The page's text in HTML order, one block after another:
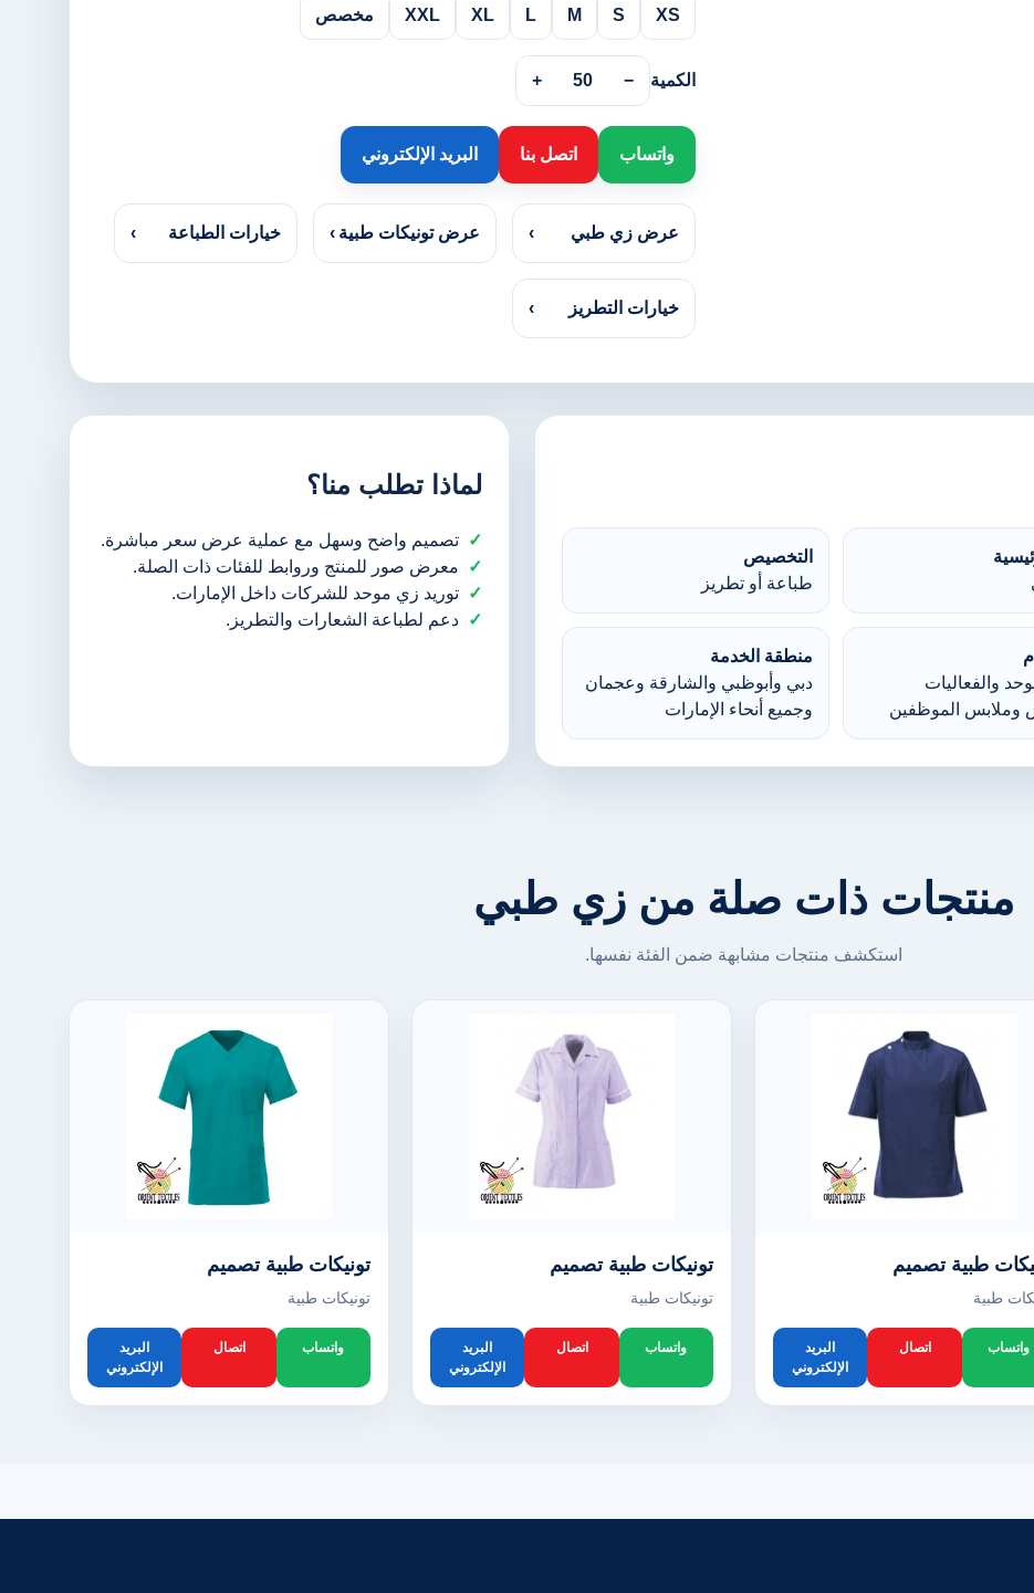
XS
S
M
L
XL
XXL مخصص
الكمية −
50
+
واتساب اتصل بنا البريد الإلكتروني
عرض زي طبي › عرض تونيكات طبية › خيارات الطباعة ›
خيارات التطريز ›
التخصيص
طباعة أو تطريز
والفعاليات
وملابس الموظفين
منطقة الخدمة
دبي وأبوظبي والشارقة وعجمان
وجميع أنحاء الإمارات
لماذا تطلب منا؟
تصميم واضح وسهل مع عملية عرض سعر مباشرة.
معرض صور للمنتج وروابط للفئات ذات الصلة.
توريد زي موحد للشركات داخل الإمارات.
دعم لطباعة الشعارات والتطريز.
منتجات ذات صلة من زي طبي
استكشف منتجات مشابهة ضمن الفئة نفسها.
طبية تصميم
طبية
واتساب اتصال
البريد
الإلكتروني
تونيكات طبية تصميم
تونيكات طبية
واتساب اتصال
البريد
الإلكتروني
تونيكات طبية تصميم
تونيكات طبية
واتساب اتصال
البريد
الإلكتروني